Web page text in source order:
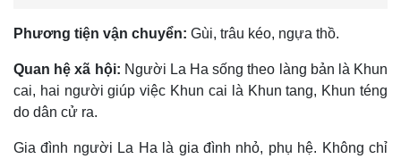
Phương tiện vận chuyển: Gùi, trâu kéo, ngựa thồ.
Quan hệ xã hội: Người La Ha sống theo làng bản là Khun
cai, hai người giúp việc Khun cai là Khun tang, Khun téng
do dân cử ra.
Gia đình người La Ha là gia đình nhỏ, phụ hệ. Không chỉ